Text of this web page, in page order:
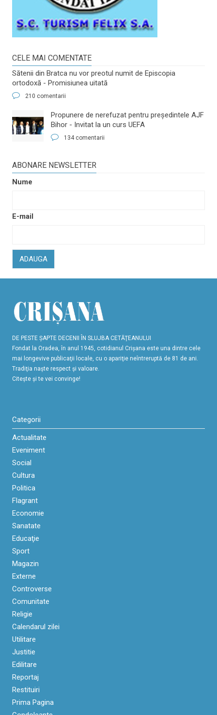
CELE MAI COMENTATE
Sătenii din Bratca nu vor preotul numit de Episcopia
ortodoxă - Promisiunea uitată
210 comentarii
​Propunere de nerefuzat pentru preşedintele AJF
Bihor - Invitat la un curs UEFA
134 comentarii
ABONARE NEWSLETTER
Nume
E-mail
ADAUGA
DE PESTE ŞAPTE DECENII ÎN SLUJBA CETĂŢEANULUI
Fondat la Oradea, în anul 1945, cotidianul Crişana este una dintre cele
mai longevive publicaţii locale, cu o apariţie neîntreruptă de 81 de ani.
Tradiţia naşte respect şi valoare.
Citeşte şi te vei convinge!
Categorii
Actualitate
Eveniment
Social
Cultura
Politica
Flagrant
Economie
Sanatate
Educaţie
Sport
Magazin
Externe
Controverse
Comunitate
Religie
Calendarul zilei
Utilitare
Justitie
Edilitare
Reportaj
Restituiri
Prima Pagina